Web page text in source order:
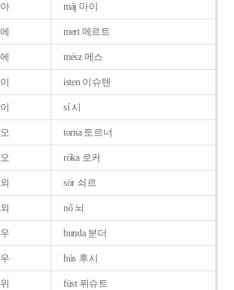
아 máj 마이
에 mert 메르트
에 mész 메스
이 isten 이슈텐
이 sí 시
오 torna 토르너
오 róka 로커
외 sör 쇠르
외 nő 뇌
우 bunda 분더
우 hús 후시
위 füst 퓌슈트